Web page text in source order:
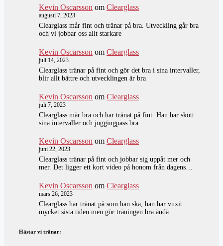
Kevin Oscarsson om Clearglass
augusti 7, 2023
Clearglass mår fint och tränar på bra. Utveckling går bra
och vi jobbar oss allt starkare
Kevin Oscarsson om Clearglass
juli 14, 2023
Clearglass tränar på fint och gör det bra i sina intervaller,
blir allt bättre och utvecklingen är bra
Kevin Oscarsson om Clearglass
juli 7, 2023
Clearglass mår bra och har tränat på fint. Han har skött
sina intervaller och joggingpass bra
Kevin Oscarsson om Clearglass
juni 22, 2023
Clearglass tränar på fint och jobbar sig uppåt mer och
mer. Det ligger ett kort video på honom från dagens…
Kevin Oscarsson om Clearglass
mars 26, 2023
Clearglass har tränat på som han ska, han har vuxit
mycket sista tiden men gör träningen bra ändå
Hästar vi tränar: